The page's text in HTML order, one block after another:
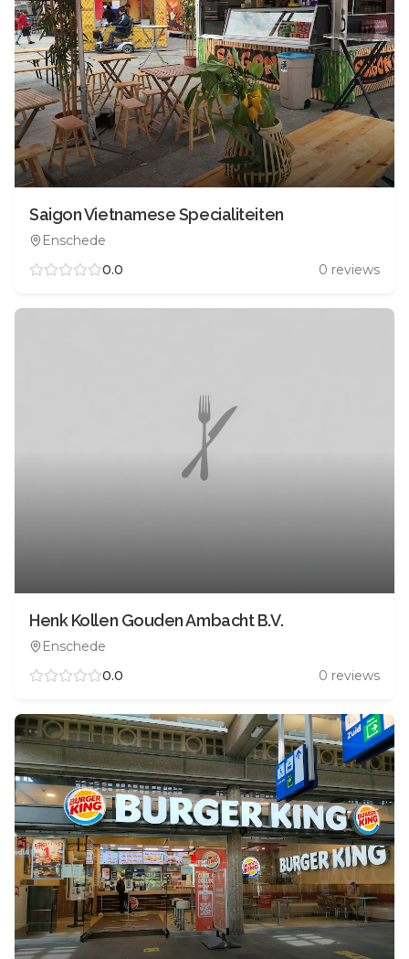
Saigon Vietnamese Specialiteiten
Enschede
0.0
0 reviews
Henk Kollen Gouden Ambacht B.V.
Enschede
0.0
0 reviews